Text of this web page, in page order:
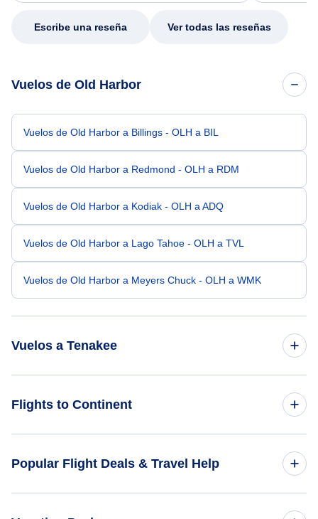
Escribe una reseña Ver todas las reseñas
Vuelos de Old Harbor
Vuelos de Old Harbor a Billings - OLH a BIL
Vuelos de Old Harbor a Redmond - OLH a RDM
Vuelos de Old Harbor a Kodiak - OLH a ADQ
Vuelos de Old Harbor a Lago Tahoe - OLH a TVL
Vuelos de Old Harbor a Meyers Chuck - OLH a WMK
Vuelos a Tenakee
Flights to Continent
Popular Flight Deals & Travel Help